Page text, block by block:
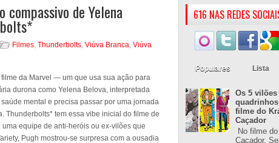
de Yelena
Filmes, Thunderbolts, Viúva Branca, Viúva
da Marvel — um que usa sua ação para
durona como Yelena Belova, interpretada
mental e precisa passar por uma jornada
Thunderbolts* tem essa vibe inicial do filme de
equipe de anti-heróis ou ex-vilões que
Pugh mostrou-se surpresa com a ousadia
616 NAS REDES
Populares Lista
Os 5
filme do
Caçador
No filme
Caçador,